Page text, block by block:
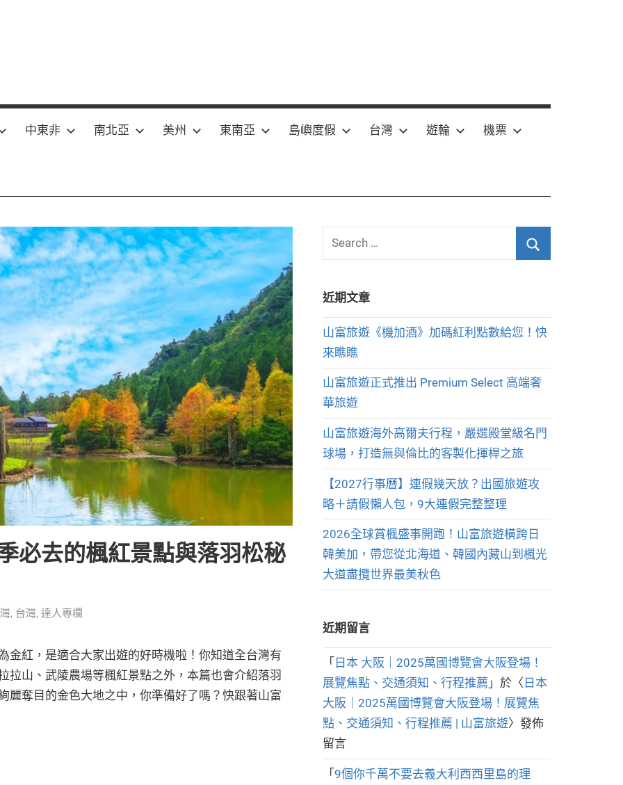
中東非 南北亞 美州 東南亞 島嶼度假 台灣 遊輪 機票
必去的楓紅景點與落羽松秘
, 台灣, 達人專欄
金紅，是適合大家出遊的好時機啦！你知道全台灣有
拉山、武陵農場等楓紅景點之外，本篇也會介紹落羽
麗奪目的金色大地之中，你準備好了嗎？快跟著山富
Search
近期文章
山富旅遊《機加酒》加碼紅利點數給您！快
來瞧瞧
山富旅遊正式推出 Premium Select 高端奢
華旅遊
山富旅遊海外高爾夫行程，嚴選殿堂級名門
球場，打造無與倫比的客製化揮桿之旅
【2027行事曆】連假幾天放？出國旅遊攻
略＋請假懶人包，9大連假完整整理
2026全球賞楓盛事開跑！山富旅遊橫跨日
韓美加，帶您從北海道、韓國內藏山到楓光
大道盡攬世界最美秋色
近期留言
「 日本 大阪｜2025萬國博覽會大阪登場！
展覽焦點、交通須知、行程推薦 」於〈 日本
大阪｜2025萬國博覽會大阪登場！展覽焦
點、交通須知、行程推薦 | 山富旅遊〉發佈
留言
「9個你千萬不要去義大利西西里島的理